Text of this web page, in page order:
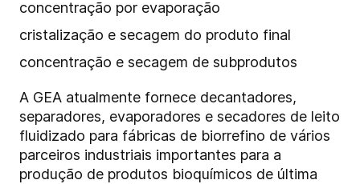
concentração por evaporação
cristalização e secagem do produto final
concentração e secagem de subprodutos
A GEA atualmente fornece decantadores,
separadores, evaporadores e secadores de leito
fluidizado para fábricas de biorrefino de vários
parceiros industriais importantes para a
produção de produtos bioquímicos de última